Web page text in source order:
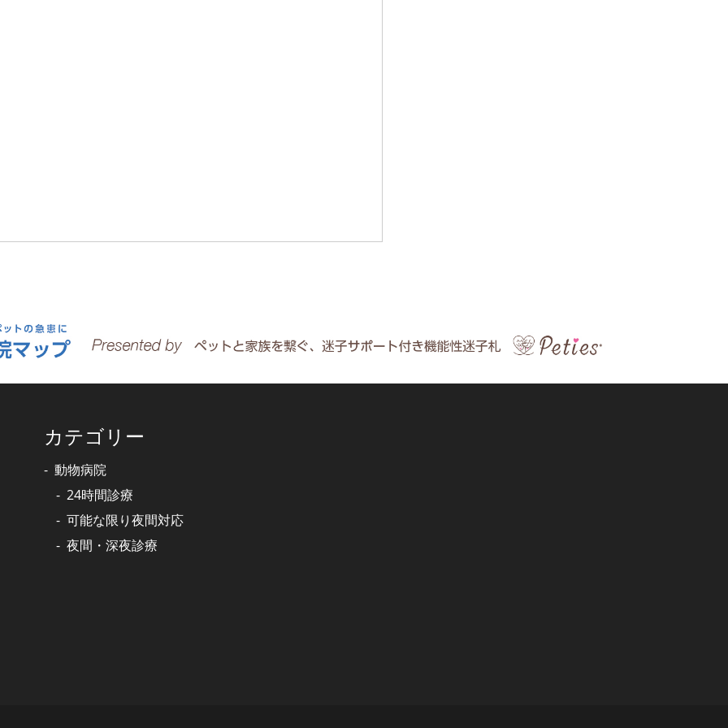
カテゴリー
動物病院
24時間診療
可能な限り夜間対応
夜間・深夜診療